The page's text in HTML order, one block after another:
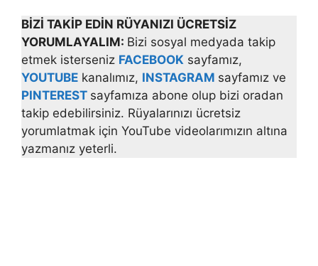
BİZİ TAKİP EDİN RÜYANIZI ÜCRETSİZ
YORUMLAYALIM: Bizi sosyal medyada takip
etmek isterseniz FACEBOOK sayfamız,
YOUTUBE kanalımız, INSTAGRAM sayfamız ve
PINTEREST sayfamıza abone olup bizi oradan
takip edebilirsiniz. Rüyalarınızı ücretsiz
yorumlatmak için YouTube videolarımızın altına
yazmanız yeterli.